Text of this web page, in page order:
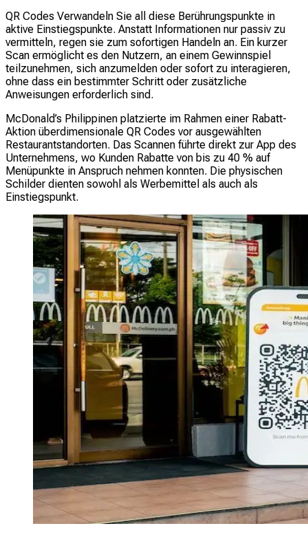
QR Codes Verwandeln Sie all diese Berührungspunkte in
aktive Einstiegspunkte. Anstatt Informationen nur passiv zu
vermitteln, regen sie zum sofortigen Handeln an. Ein kurzer
Scan ermöglicht es den Nutzern, an einem Gewinnspiel
teilzunehmen, sich anzumelden oder sofort zu interagieren,
ohne dass ein bestimmter Schritt oder zusätzliche
Anweisungen erforderlich sind.
McDonald’s Philippinen platzierte im Rahmen einer Rabatt-
Aktion überdimensionale QR Codes vor ausgewählten
Restaurantstandorten. Das Scannen führte direkt zur App des
Unternehmens, wo Kunden Rabatte von bis zu 40 % auf
Menüpunkte in Anspruch nehmen konnten. Die physischen
Schilder dienten sowohl als Werbemittel als auch als
Einstiegspunkt.